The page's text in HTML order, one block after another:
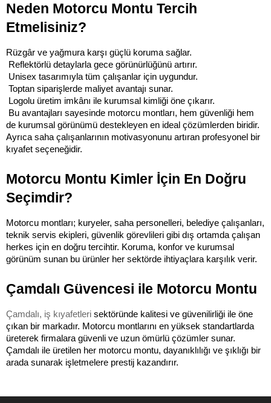
Neden Motorcu Montu Tercih
Etmelisiniz?
Rüzgâr ve yağmura karşı güçlü koruma sağlar.
Reflektörlü detaylarla gece görünürlüğünü artırır.
Unisex tasarımıyla tüm çalışanlar için uygundur.
Toptan siparişlerde maliyet avantajı sunar.
Logolu üretim imkânı ile kurumsal kimliği öne çıkarır.
de kurumsal görünümü destekleyen en ideal çözümlerden biridir.
Ayrıca saha çalışanlarının motivasyonunu artıran profesyonel bir
kıyafet seçeneğidir.
Motorcu Montu Kimler İçin En Doğru
Seçimdir?
Motorcu montları; kuryeler, saha personelleri, belediye çalışanları,
teknik servis ekipleri, güvenlik görevlileri gibi dış ortamda çalışan
herkes için en doğru tercihtir. Koruma, konfor ve kurumsal
görünüm sunan bu ürünler her sektörde ihtiyaçlara karşılık verir.
Çamdalı Güvencesi ile Motorcu Montu
Çamdalı, iş kıyafetleri sektöründe kalitesi ve güvenilirliği ile öne
çıkan bir markadır. Motorcu montlarını en yüksek standartlarda
üreterek firmalara güvenli ve uzun ömürlü çözümler sunar.
Çamdalı ile üretilen her motorcu montu, dayanıklılığı ve şıklığı bir
arada sunarak işletmelere prestij kazandırır.